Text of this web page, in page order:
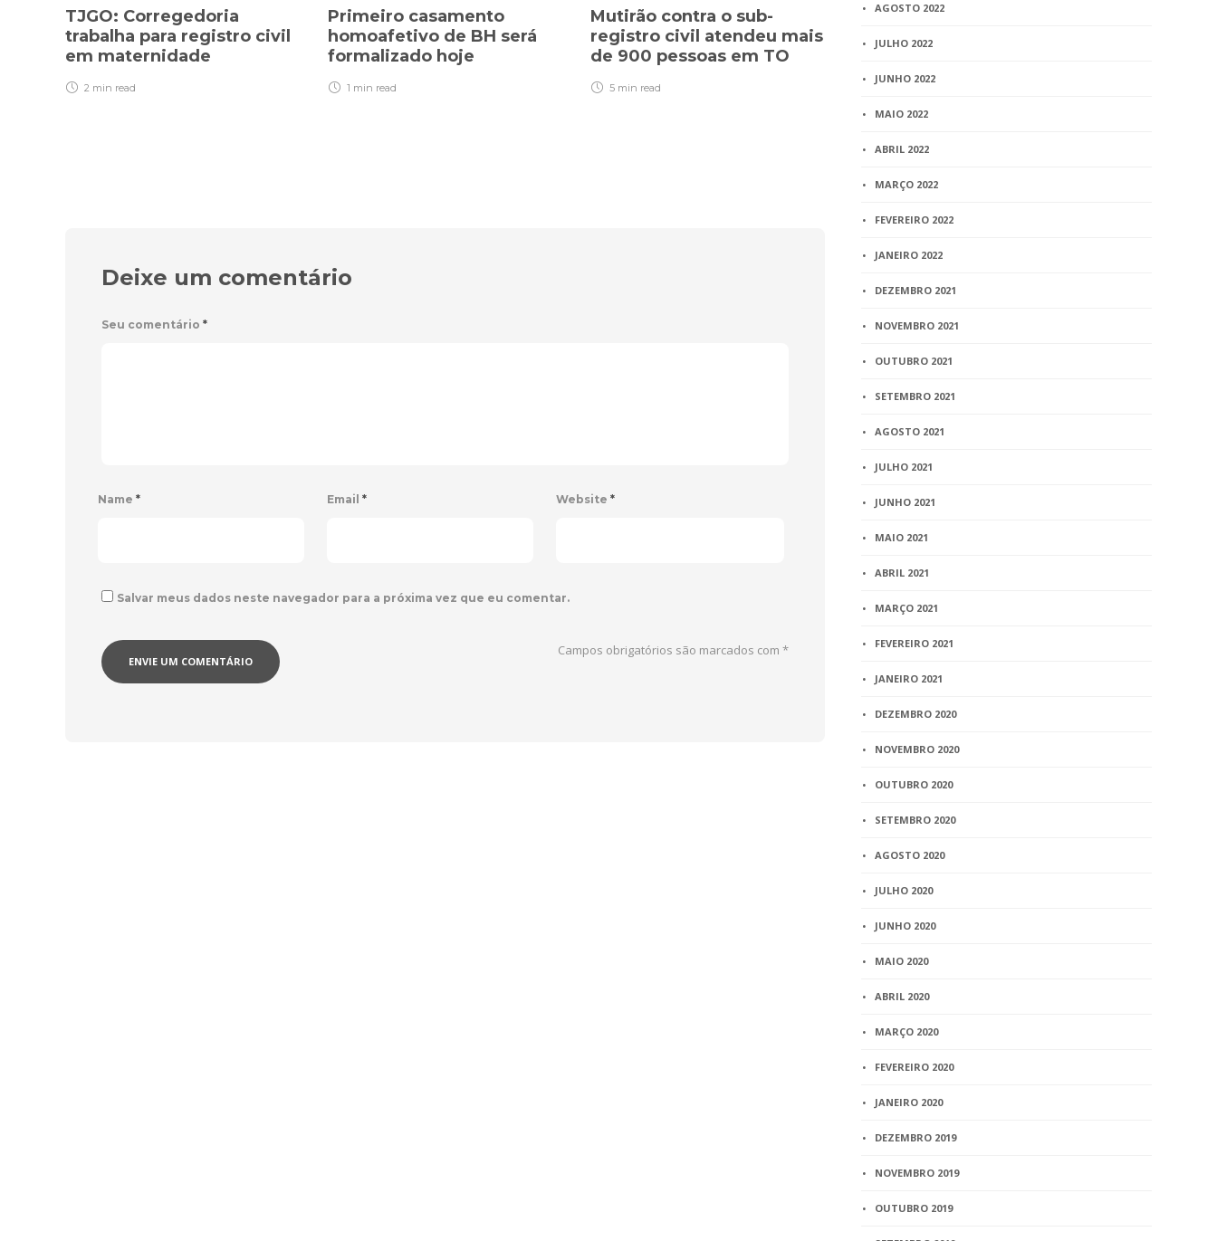
TJGO: Corregedoria
trabalha para registro civil
em maternidade
2 min read
Primeiro casamento
homoafetivo de BH será
formalizado hoje
1 min read
Mutirão contra o sub-
registro civil atendeu mais
de 900 pessoas em TO
5 min read
Arena Corinthians será
palco de casamento
coletivo para os
operários
3 min read
Deixe um comentário
Seu comentário *
Name * Email * Website *
Salvar meus dados neste navegador para a próxima vez que eu comentar.
Campos obrigatórios são marcados com*
AGOSTO 2022
JULHO 2022
JUNHO 2022
MAIO 2022
ABRIL 2022
MARÇO 2022
FEVEREIRO 2022
JANEIRO 2022
DEZEMBRO 2021
NOVEMBRO 2021
OUTUBRO 2021
SETEMBRO 2021
AGOSTO 2021
JULHO 2021
JUNHO 2021
MAIO 2021
ABRIL 2021
MARÇO 2021
FEVEREIRO 2021
JANEIRO 2021
DEZEMBRO 2020
NOVEMBRO 2020
OUTUBRO 2020
SETEMBRO 2020
AGOSTO 2020
JULHO 2020
JUNHO 2020
MAIO 2020
ABRIL 2020
MARÇO 2020
FEVEREIRO 2020
JANEIRO 2020
DEZEMBRO 2019
NOVEMBRO 2019
OUTUBRO 2019